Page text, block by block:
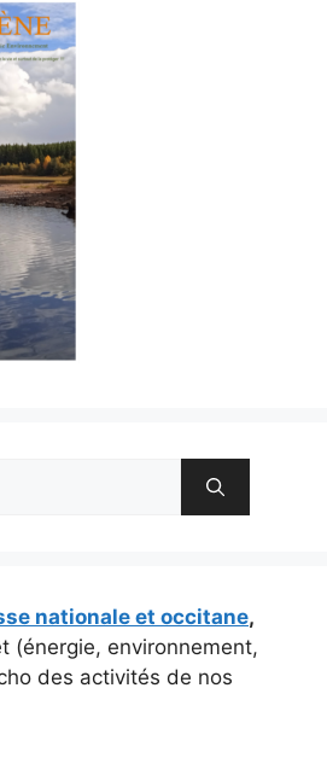
nationale et occitane,
(énergie, environnement,
des activités de nos